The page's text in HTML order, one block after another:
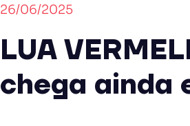
26/06/2025
LUA
chega ainda